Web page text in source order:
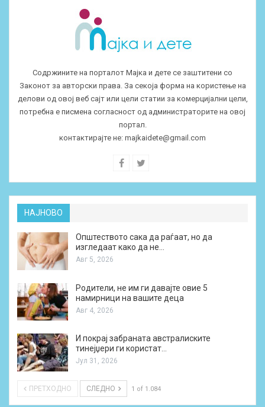
Содржините на порталот Мајка и дете се заштитени со
Законот за авторски права. За секоја форма на користење на
делови од овој веб сајт или цели статии за комерцијални цели,
потребна е писмена согласност од администраторите на овој
портал.
контактирајте не: majkaidete@gmail.com
НАЈНОВО
Општеството сака да раѓаат, но да
изгледаат како да не…
Авг 5, 2026
Родители, не им ги давајте овие 5
намирници на вашите деца
Авг 4, 2026
И покрај забраната австралиските
тинејџери ги користат…
Јул 31, 2026
ПРЕТХОДНО СЛЕДНО 1 of 1.084